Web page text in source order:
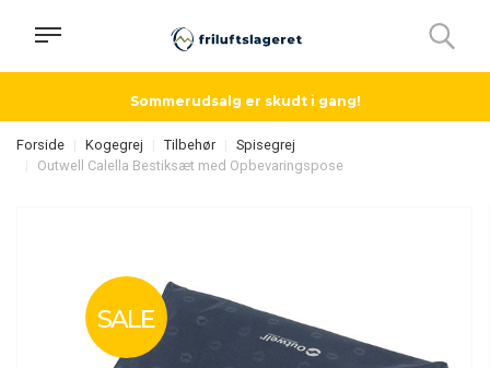
Sommerudsalg er skudt i gang!
Forside Kogegrej Tilbehør
Spisegrej
Outwell Calella Bestiksæt med Opbevaringspose
SALE